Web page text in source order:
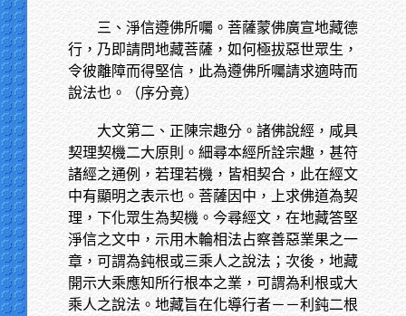
三、淨信遵佛所囑。菩薩蒙佛廣宣地藏德
行，乃即請問地藏菩薩，如何極拔惡世眾生，
令彼離障而得堅信，此為遵佛所囑請求適時而
說法也。（序分竟）
大文第二、正陳宗趣分。諸佛說經，咸具
契理契機二大原則。細尋本經所詮宗趣，甚符
諸經之通例，若理若機，皆相契合，此在經文
中有顯明之表示也。菩薩因中，上求佛道為契
理，下化眾生為契機。今尋經文，在地藏答堅
淨信之文中，示用木輪相法占察善惡業果之一
章，可謂為鈍根或三乘人之說法；次後，地藏
開示大乘應知所行根本之業，可謂為利根或大
乘人之說法。地藏旨在化導行者－－利鈍二根